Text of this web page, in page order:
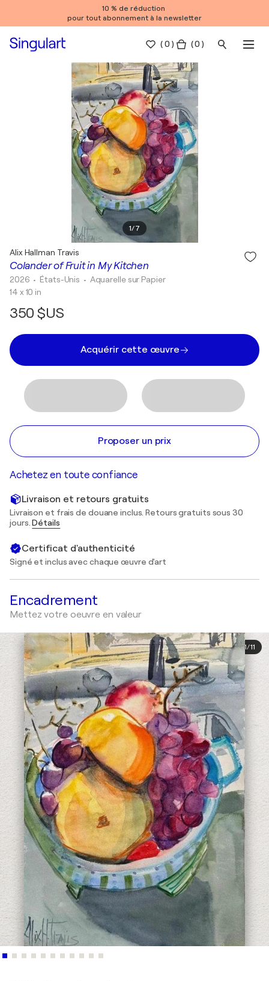
10 % de réduction
pour tout abonnement à la newsletter
(0 ) ( 0 )
1/7
Colander of Fruit in My Kitchen
Alix Hallman Travis
2026 • États-Unis • Aquarelle sur Papier
14 x 10 in
350 $US
Acquérir cette œuvre
Proposer un prix
Achetez en toute confiance
Livraison et retours gratuits
Livraison et frais de douane inclus. Retours gratuits sous 30
jours.Détails
Certificat d'authenticité
Signé et inclus avec chaque œuvre d'art
Encadrement
Mettez votre oeuvre en valeur
1/11